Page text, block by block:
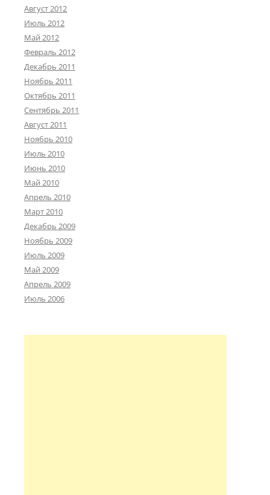
Август 2012
Июль 2012
Май 2012
Февраль 2012
Декабрь 2011
Ноябрь 2011
Октябрь 2011
Сентябрь 2011
Август 2011
Ноябрь 2010
Июль 2010
Июнь 2010
Май 2010
Апрель 2010
Март 2010
Декабрь 2009
Ноябрь 2009
Июль 2009
Май 2009
Апрель 2009
Июль 2006